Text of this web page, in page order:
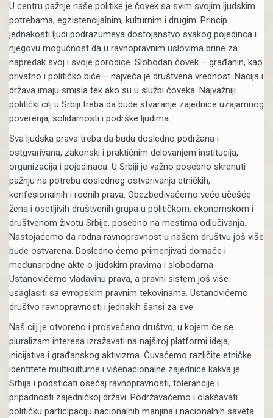
U centru pažnje naše politike je čovek sa svim svojim ljudskim
potrebama, egzistencijalnim, kulturnim i drugim. Princip
jednakosti ljudi podrazumeva dostojanstvo svakog pojedinca i
njegovu mogućnost da u ravnopravnim uslovima brine za
napredak svoj i svoje porodice. Slobodan čovek – građanin, kao
privatno i političko biće – najveća je društvena vrednost. Nacija i
država imaju smisla tek ako su u službi čoveka. Najvažniji
politički cilj u Srbiji treba da bude stvaranje zajednice uzajamnog
poverenja, solidarnosti i podrške ljudima.
Sva ljudska prava treba da budu dosledno podržana i
ostgvarivana, zakonski i praktičnim delovanjem institucija,
organizacija i pojedinaca. U Srbiji je važno posebno skrenuti
pažnju na potrebu doslednog ostvarivanja etničkih,
konfesionalnih i rodnih prava. Obezbeđivaćemo veće učešće
žena i osetljivih društvenih grupa u političkom, ekonomskom i
društvenom životu Srbije, posebno na mestima odlučivanja.
Nastojaćemo da rodna ravnopravnost u našem društvu još više
bude ostvarena. Dosledno ćemo primenjivati domaće i
međunarodne akte o ljudskim pravima i slobodama.
Ustanovićemo vladavinu prava, a pravni sistem još više
usaglasiti sa evropskim pravnim tekovinama. Ustanovićemo
društvo ravnopravnosti i jednakih šansi za sve.
Naš cilj je otvoreno i prosvećeno društvo, u kojem će se
pluralizam interesa izražavati na najširoj platformi ideja,
inicijativa i građanskog aktivizma. Čuvaćemo različite etničke
identitete multikulturne i višenacionalne zajednice kakva je
Srbija i podsticati osećaj ravnopravnosti, tolerancije i
pripadnosti zajedničkoj državi. Podržavaćemo i olakšavati
političku participaciju nacionalnih manjina i nacionalnih saveta